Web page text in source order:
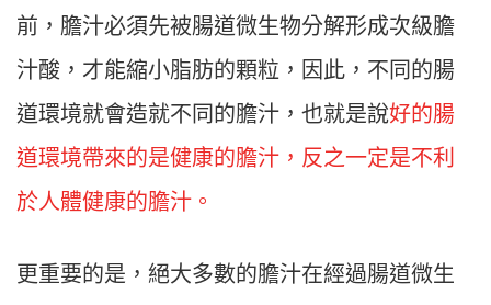
前，膽汁必須先被腸道微生物分解形成次級膽
汁酸，才能縮小脂肪的顆粒，因此，不同的腸
道環境就會造就不同的膽汁，也就是說好的腸
道環境帶來的是健康的膽汁，反之一定是不利
於人體健康的膽汁。
更重要的是，絕大多數的膽汁在經過腸道微生